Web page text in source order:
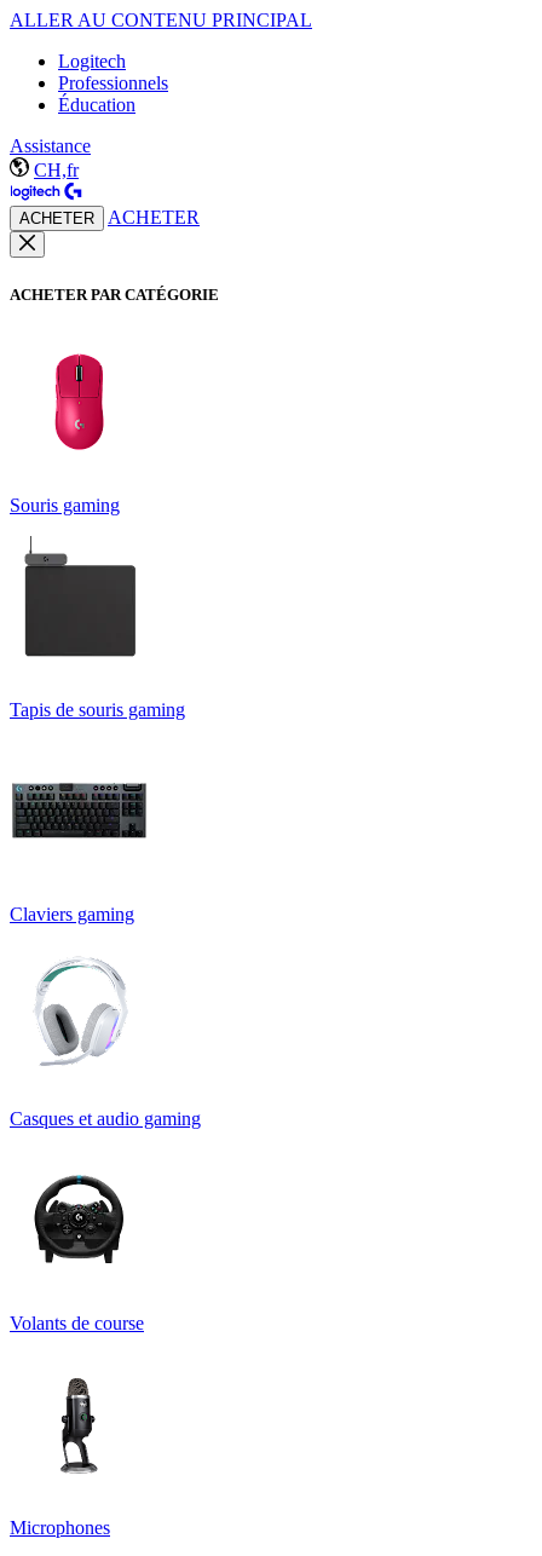
ALLER AU CONTENU PRINCIPAL
Logitech
Professionnels
Éducation
Assistance
CH,fr
ACHETER ACHETER
ACHETER PAR CATÉGORIE
Souris gaming
Tapis de souris gaming
Claviers gaming
Casques et audio gaming
Volants de course
Microphones